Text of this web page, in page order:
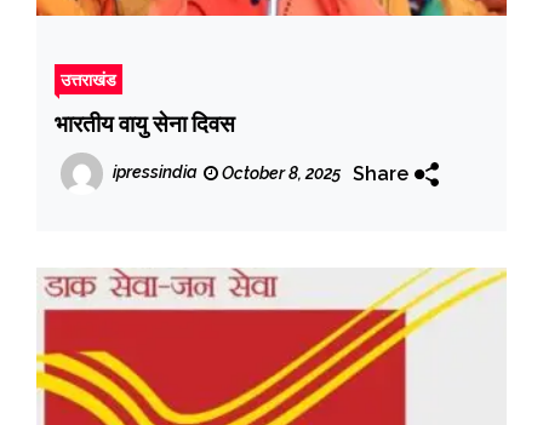
उत्तराखंड
भारतीय वायु सेना दिवस
ipressindia October 8, 2025 Share